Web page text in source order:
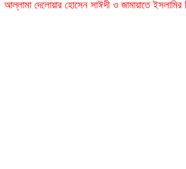
আল্লামা দেলোয়ার হোসেন সাঈদী ও জামায়াতে